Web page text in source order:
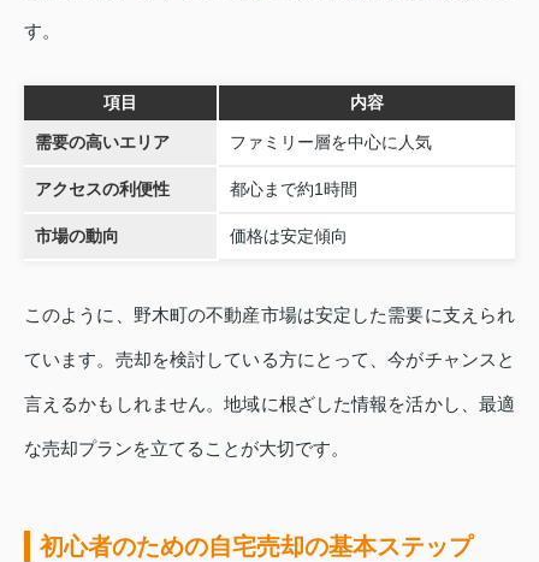
す。
項目 内容
需要の高いエリア ファミリー層を中心に人気
アクセスの利便性 都心まで約1時間
市場の動向 価格は安定傾向
このように、野木町の不動産市場は安定した需要に支えられ
ています。売却を検討している方にとって、今がチャンスと
言えるかもしれません。地域に根ざした情報を活かし、最適
な売却プランを立てることが大切です。
初心者のための自宅売却の基本ステップ